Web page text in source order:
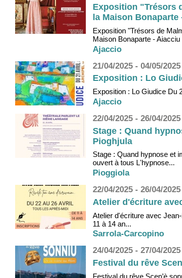
Exposition "Trésors
la Maison Bonaparte
Exposition "Trésors de
Maison Bonaparte - Aiacciu
Ajaccio
21/04/2025 - 04/05/2025
Exposition : Lo
Exposition : Lo Giudice Du
Ajaccio
22/04/2025 - 26/04/2025
Stage : Quand
Pioghjula
Stage : Quand hypnose et
ouvert à tous L'hypnose...
Pioggiola
22/04/2025 - 26/04/2025
Atelier d'écriture
Atelier d'écriture avec
11 à 14 an...
Sarrola-Carcopino
24/04/2025 - 27/04/2025
Festival du rêve
Festival du rêve Scen’è